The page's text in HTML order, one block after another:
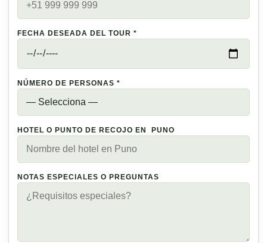
FECHA DESEADA DEL TOUR *
NÚMERO DE PERSONAS *
HOTEL O PUNTO DE RECOJO EN PUNO
NOTAS ESPECIALES O PREGUNTAS